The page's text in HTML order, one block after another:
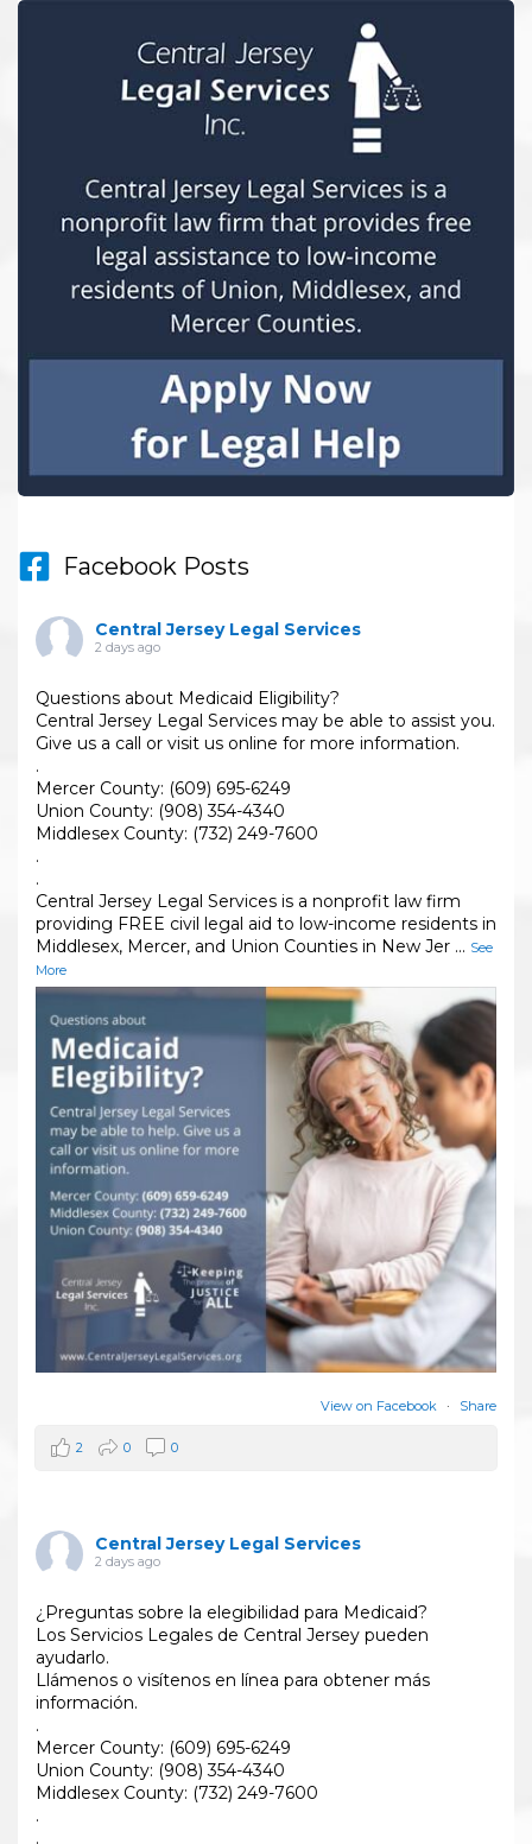
Facebook Posts
Central Jersey Legal Services
2 days ago
Questions about Medicaid Eligibility?
Central Jersey Legal Services may be able to assist you.
Give us a call or visit us online for more information.
.
Mercer County: (609) 695-6249
Union County: (908) 354-4340
Middlesex County: (732) 249-7600
.
.
Central Jersey Legal Services is a nonprofit law firm
providing FREE civil legal aid to low-income residents in
Middlesex, Mercer, and Union Counties in New Jer ... See
More
View on Facebook · Share
2 0 0
Central Jersey Legal Services
2 days ago
¿Preguntas sobre la elegibilidad para Medicaid?
Los Servicios Legales de Central Jersey pueden
ayudarlo.
Llámenos o visítenos en línea para obtener más
información.
.
Mercer County: (609) 695-6249
Union County: (908) 354-4340
Middlesex County: (732) 249-7600
.
.